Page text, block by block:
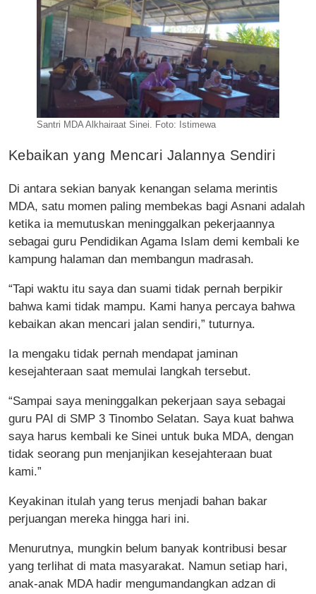
Santri MDA Alkhairaat Sinei. Foto: Istimewa
Kebaikan yang Mencari Jalannya Sendiri
Di antara sekian banyak kenangan selama merintis
MDA, satu momen paling membekas bagi Asnani adalah
ketika ia memutuskan meninggalkan pekerjaannya
sebagai guru Pendidikan Agama Islam demi kembali ke
kampung halaman dan membangun madrasah.
“Tapi waktu itu saya dan suami tidak pernah berpikir
bahwa kami tidak mampu. Kami hanya percaya bahwa
kebaikan akan mencari jalan sendiri,” tuturnya.
Ia mengaku tidak pernah mendapat jaminan
kesejahteraan saat memulai langkah tersebut.
“Sampai saya meninggalkan pekerjaan saya sebagai
guru PAI di SMP 3 Tinombo Selatan. Saya kuat bahwa
saya harus kembali ke Sinei untuk buka MDA, dengan
tidak seorang pun menjanjikan kesejahteraan buat
kami.”
Keyakinan itulah yang terus menjadi bahan bakar
perjuangan mereka hingga hari ini.
Menurutnya, mungkin belum banyak kontribusi besar
yang terlihat di mata masyarakat. Namun setiap hari,
anak-anak MDA hadir mengumandangkan adzan di